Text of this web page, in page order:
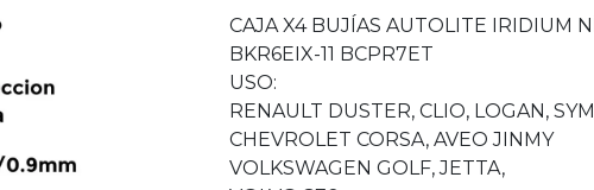
CAJA X4 BUJÍAS AUTOLITE IRIDIUM
BKR6EIX-11 BCPR7ET
USO:
RENAULT DUSTER, CLIO, LOGAN,
CHEVROLET CORSA, AVEO JINMY
VOLKSWAGEN GOLF, JETTA,